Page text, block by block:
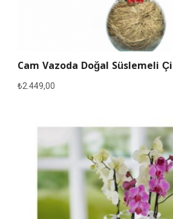
Cam Vazoda Doğal Süslemeli
₺2.449,00